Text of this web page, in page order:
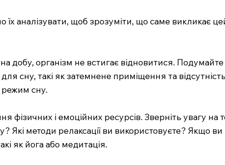
їх аналізувати, щоб зрозуміти, що саме викликає
добу, організм не встигає відновитися. Подумайте
сну, такі як затемнене приміщення та
режим сну.
і емоційних ресурсів. Зверніть увагу на
методи релаксації ви використовуєте? Якщо ви
як йога або медитація.